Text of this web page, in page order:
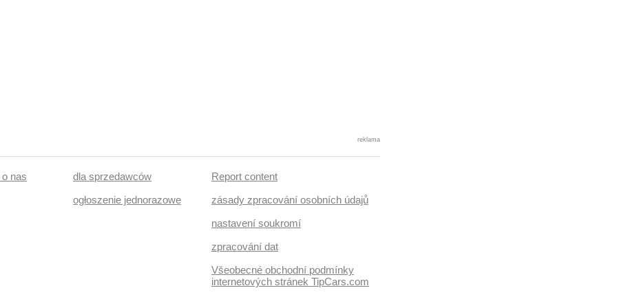
reklama
nas
dla sprzedawców
ogłoszenie jednorazowe
Report content
zásady zpracování osobních údajů
nastavení soukromí
zpracování dat
Všeobecné obchodní podmínky
internetových stránek TipCars.com